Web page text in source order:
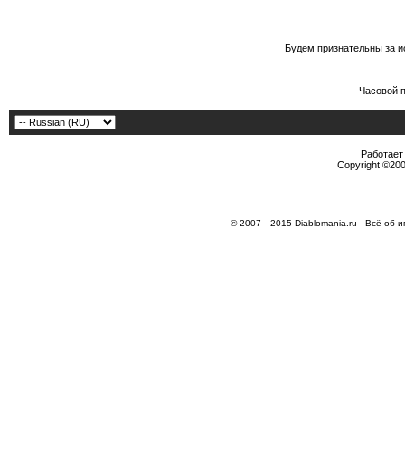
Будем признательны за
Часовой
Copyright
© 2007—2015 Diablomania.ru - Всё об